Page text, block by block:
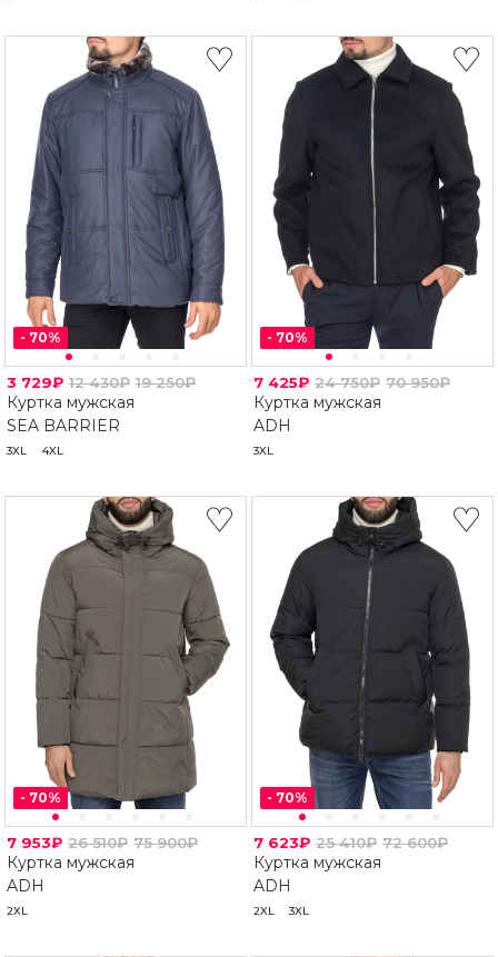
- 70%
3 729₽ 12 430₽ 19 250₽
Куртка мужская
SEA BARRIER
3XL 4XL
- 70%
7 425₽ 24 750₽ 70 950₽
Куртка мужская
ADH
3XL
- 70%
7 953₽ 26 510₽ 75 900₽
Куртка мужская
ADH
2XL
- 70%
7 623₽ 25 410₽ 72 600₽
Куртка мужская
ADH
2XL 3XL